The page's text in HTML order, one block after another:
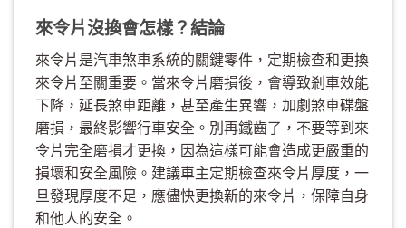
來令片沒換會怎樣？結論
來令片是汽車煞車系統的關鍵零件，定期檢查和更換
來令片至關重要。當來令片磨損後，會導致剎車效能
下降，延長煞車距離，甚至產生異響，加劇煞車碟盤
磨損，最終影響行車安全。別再鐵齒了，不要等到來
令片完全磨損才更換，因為這樣可能會造成更嚴重的
損壞和安全風險。建議車主定期檢查來令片厚度，一
旦發現厚度不足，應儘快更換新的來令片，保障自身
和他人的安全。